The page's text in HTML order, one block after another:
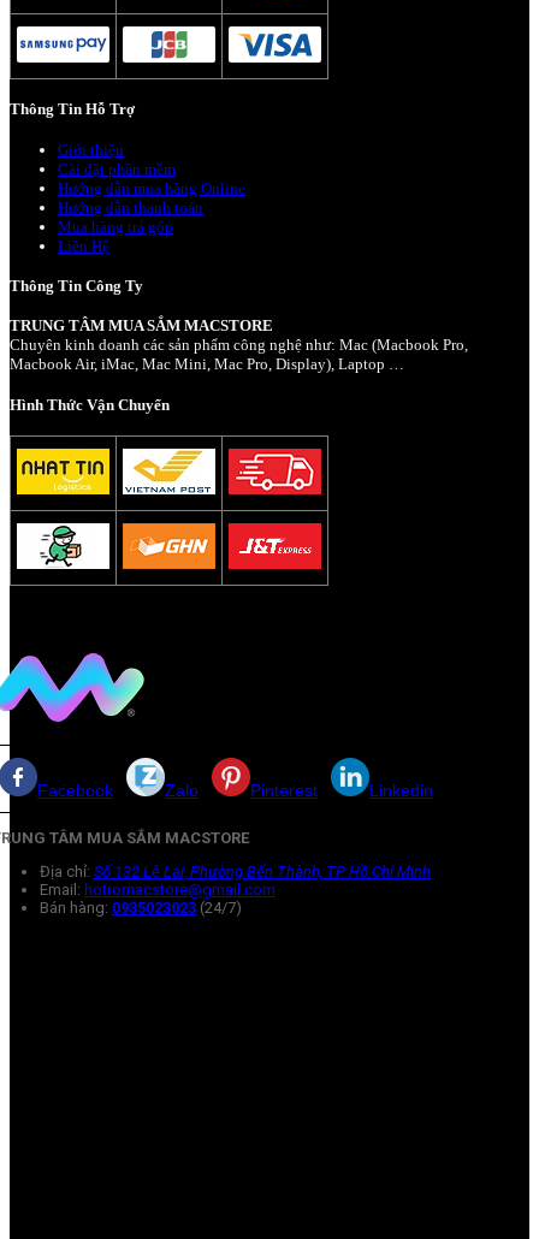
Thông Tin Hỗ Trợ
Giới thiệu
Cài đặt phần mềm
Hướng dẫn mua hàng Online
Hướng dẫn thanh toán
Mua hàng trả góp
Liên Hệ
Thông Tin Công Ty
TRUNG TÂM MUA SẮM MACSTORE
Chuyên kinh doanh các sản phẩm công nghệ như: Mac (Macbook Pro,
Macbook Air, iMac, Mac Mini, Mac Pro, Display), Laptop …
Hình Thức Vận Chuyển
Facebook Zalo Pinterest Linkedin
TÂM MUA SẮM MACSTORE
Địa chỉ: Số 132 Lê Lai, Phường Bến Thành, TP Hồ Chí Minh
Email: hotromacstore@gmail.com
Bán hàng: 0935023023 (24/7)